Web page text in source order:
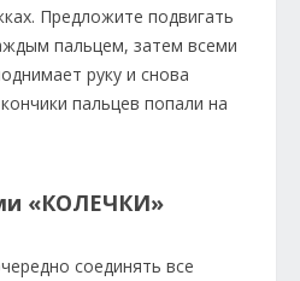
Предложите подвигать
пальцем, затем всеми
руку и снова
пальцев попали на
«КОЛЕЧКИ»
соединять все